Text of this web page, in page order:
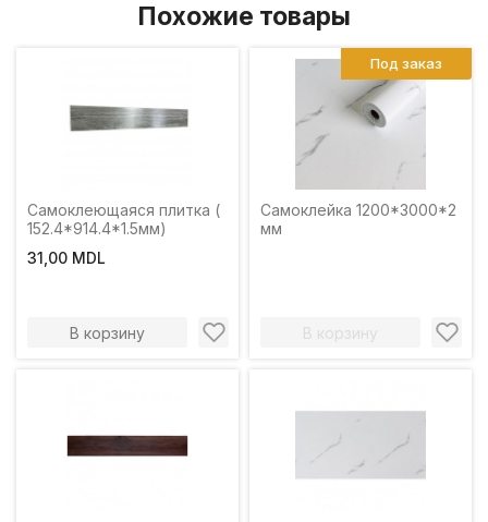
Похожие товары
Самоклеющаяся плитка (
152.4*914.4*1.5мм)
31,00 MDL
В корзину
Самоклейка 1200*3000*2
мм
В корзину
Под заказ